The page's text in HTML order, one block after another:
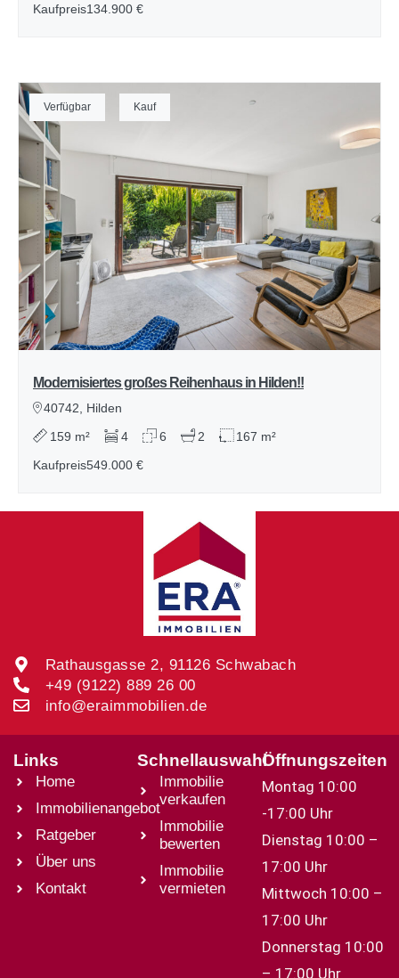
Kaufpreis134.900 €
Verfügbar Kauf
Modernisiertes großes Reihenhaus in Hilden!!
40742, Hilden
159 m² 4 6 2
167 m²
Kaufpreis549.000 €
Rathausgasse 2, 91126 Schwabach
+49 (9122) 889 26 00
info@eraimmobilien.de
Links
Home
Immobilienangebot
Ratgeber
Über uns
Kontakt
Schnellauswahl
Immobilie
verkaufen
Immobilie
bewerten
Immobilie
vermieten
Öffnungszeiten
Montag 10:00
-17:00 Uhr
Dienstag 10:00 –
17:00 Uhr
Mittwoch 10:00 –
17:00 Uhr
Donnerstag 10:00
– 17:00 Uhr